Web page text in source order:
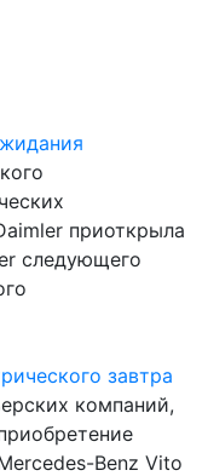
приоткрыла
следующего
завтра
компаний,
Benz Vito